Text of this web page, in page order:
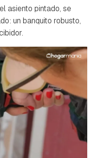
asiento pintado, se
un banquito robusto,